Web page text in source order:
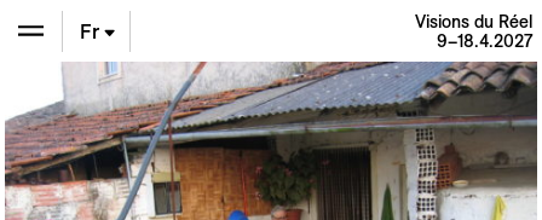
En
De
Fr
Visions du Réel
9–18.4.2027